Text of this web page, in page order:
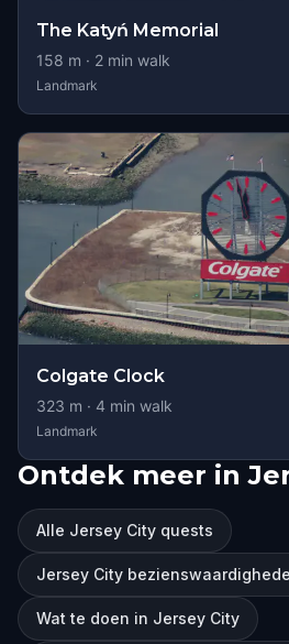
The Katyń Memorial
158 m · 2 min walk
Landmark
Colgate Clock
323 m · 4 min walk
Landmark
Ontdek meer in
Alle Jersey City quests
Jersey City
Wat te doen in Jersey City